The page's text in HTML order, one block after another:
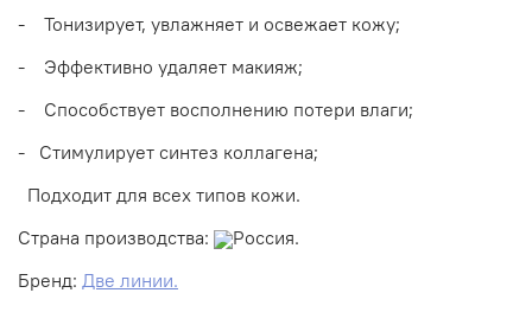
- Тонизирует, увлажняет и освежает кожу;
- Эффективно удаляет макияж;
- Способствует восполнению потери влаги;
- Стимулирует синтез коллагена;
Подходит для всех типов кожи.
Страна производства:
Россия.
Бренд: Две линии.